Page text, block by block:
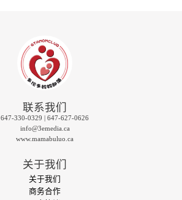
联系我们
647-330-0329 | 647-627-0626
info@3emedia.ca
www.mamabuluo.ca
关于我们
关于我们
商务合作